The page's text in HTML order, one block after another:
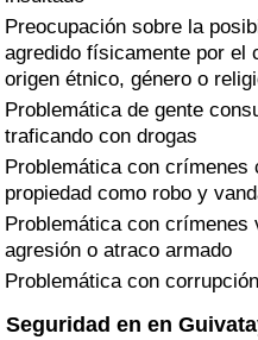
Preocupación sobre la
agredido físicamente por el
origen étnico, género o
Problemática de gente
traficando con drogas
Problemática con crímenes
propiedad como robo y
Problemática con crímenes
agresión o atraco armado
Problemática con
Seguridad en en
Contaminación
Índice de Contaminación
Índice de contaminación
Índice de Contaminación
Tráfico
Índice de Tráfico